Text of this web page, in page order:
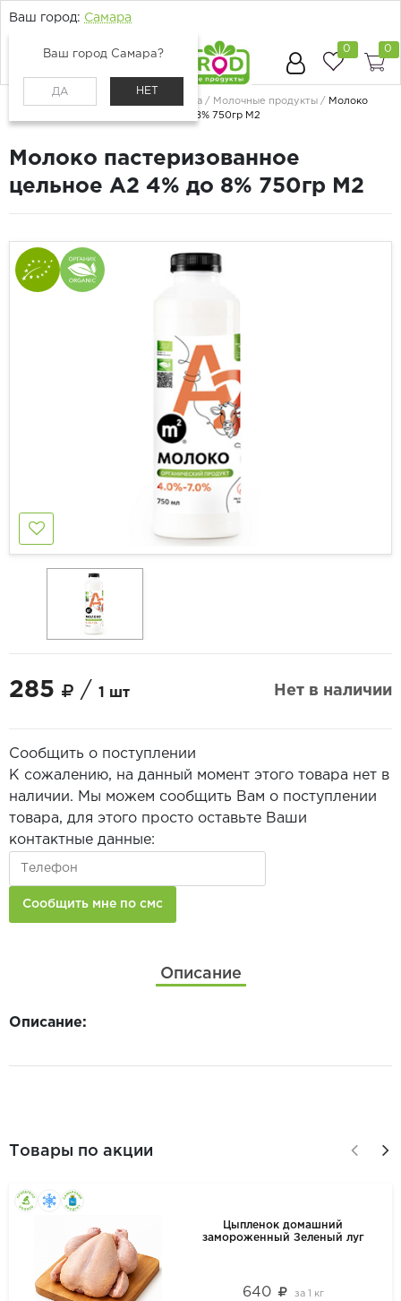
Ваш город: Самара
Ваш город Самара?
ДА НЕТ
0 0
Молоко, сыр, яйца Молочные продукты
Молоко
пастеризованное цельное А2 4% до 8% 750гр М2
Молоко пастеризованное
цельное А2 4% до 8% 750гр М2
285 / 1 шт Нет в наличии
Сообщить о поступлении
К сожалению, на данный момент этого товара нет в
наличии. Мы можем сообщить Вам о поступлении
товара, для этого просто оставьте Ваши
контактные данные:
Описание
Описание:
Товары по акции
Цыпленок домашний
замороженный Зеленый луг
640 за 1 кг